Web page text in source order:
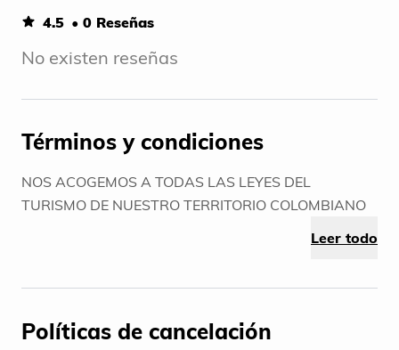
4.5 • 0 Reseñas
No existen reseñas
Términos y condiciones
NOS ACOGEMOS A TODAS LAS LEYES DEL
TURISMO DE NUESTRO TERRITORIO COLOMBIANO
Leer todo
Políticas de cancelación